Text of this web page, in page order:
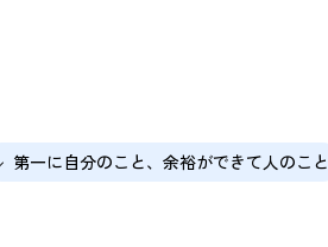
第一に自分のこと、余裕ができて人のこと